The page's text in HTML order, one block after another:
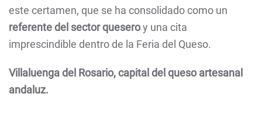
este certamen, que se ha consolidado como un
referente del sector queseroy una cita
imprescindible dentro de la Feria del Queso.
Villaluenga del Rosario, capital del queso artesanal
andaluz.